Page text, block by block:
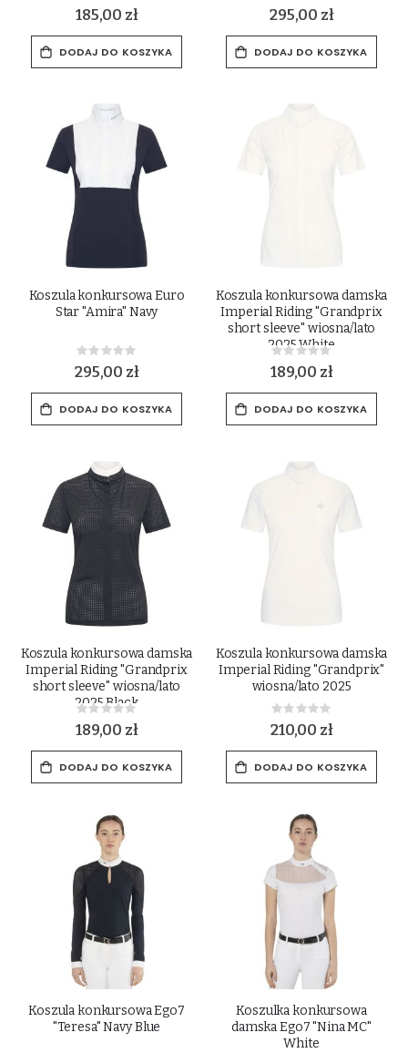
0%
185,00 zł
DODAJ DO KOSZYKA
0%
295,00 zł
DODAJ DO KOSZYKA
Koszula konkursowa Euro
Star "Amira" Navy
Rating:
0%
295,00 zł
DODAJ DO KOSZYKA
Koszula konkursowa damska
Imperial Riding "Grandprix
short sleeve" wiosna/lato
2025 White
Rating:
0%
189,00 zł
DODAJ DO KOSZYKA
Koszula konkursowa damska
Imperial Riding "Grandprix
short sleeve" wiosna/lato
2025 Black
Rating:
0%
189,00 zł
DODAJ DO KOSZYKA
Koszula konkursowa damska
Imperial Riding "Grandprix"
wiosna/lato 2025
Rating:
0%
210,00 zł
DODAJ DO KOSZYKA
Koszula konkursowa Ego7
"Teresa" Navy Blue
Koszulka konkursowa
damska Ego7 "Nina MC"
White